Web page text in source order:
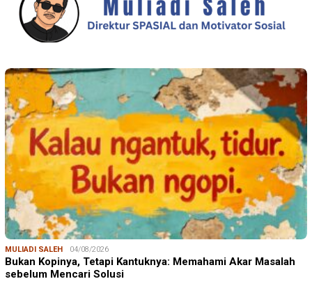
MULIADI SALEH 04/08/2026
Bukan Kopinya, Tetapi Kantuknya: Memahami Akar Masalah
sebelum Mencari Solusi